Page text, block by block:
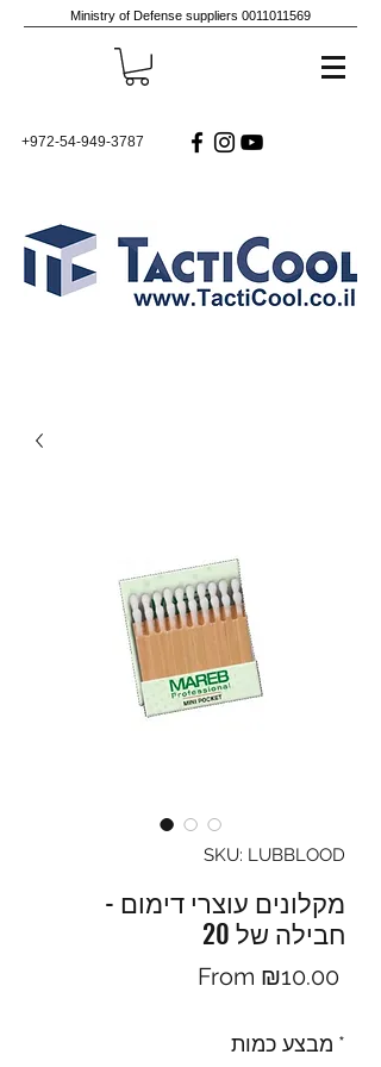
Ministry of Defense suppliers 0011011569
+972-54-949-3787
SKU: LUBBLOOD
מקלונים עוצרי דימום -
חבילה של 20
From ₪10.00Sale
מבצע כמות *